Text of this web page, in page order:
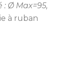
Ø Max=95,
à ruban